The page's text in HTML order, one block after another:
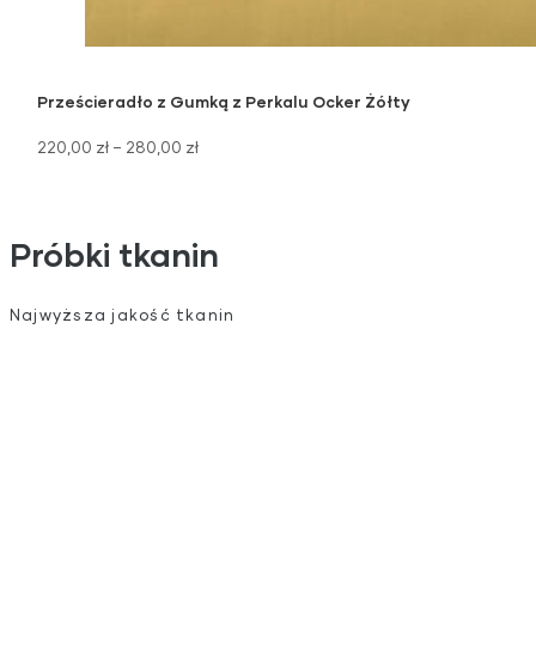
Prześcieradło z Gumką z Perkalu Ocker Żółty
220,00 zł – 280,00 zł
Próbki tkanin
Najwyższa jakość tkanin